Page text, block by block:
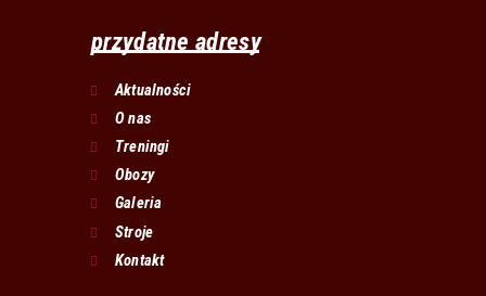
przydatne adresy
Aktualności
O nas
Treningi
Obozy
Galeria
Stroje
Kontakt